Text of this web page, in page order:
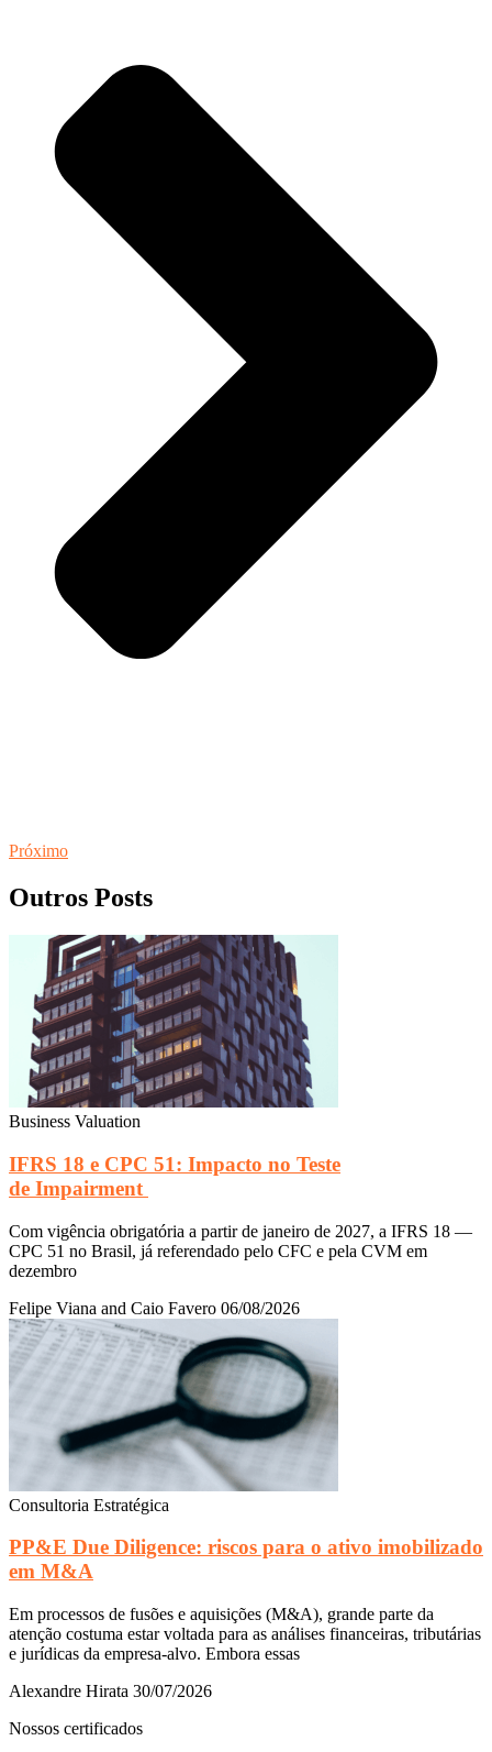
Próximo
Outros Posts
Business Valuation
IFRS 18 e CPC 51: Impacto no Teste
de Impairment
Com vigência obrigatória a partir de janeiro de 2027, a IFRS 18 —
CPC 51 no Brasil, já referendado pelo CFC e pela CVM em
dezembro
Felipe Viana and Caio Favero 06/08/2026
Consultoria Estratégica
PP&E Due Diligence: riscos para o ativo imobilizado
em M&A
Em processos de fusões e aquisições (M&A), grande parte da
atenção costuma estar voltada para as análises financeiras, tributárias
e jurídicas da empresa-alvo. Embora essas
Alexandre Hirata 30/07/2026
Nossos certificados